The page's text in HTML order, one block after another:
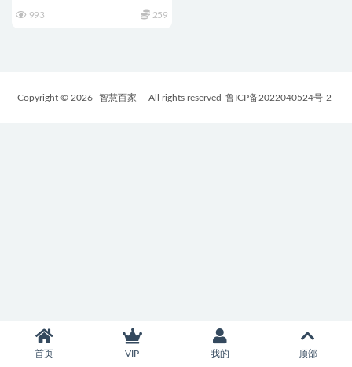
993 259
Copyright © 2026 智慧百家 - All rights reserved 鲁ICP备2022040524号-2
首页 VIP 我的 顶部